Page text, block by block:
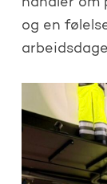
handler om
og en